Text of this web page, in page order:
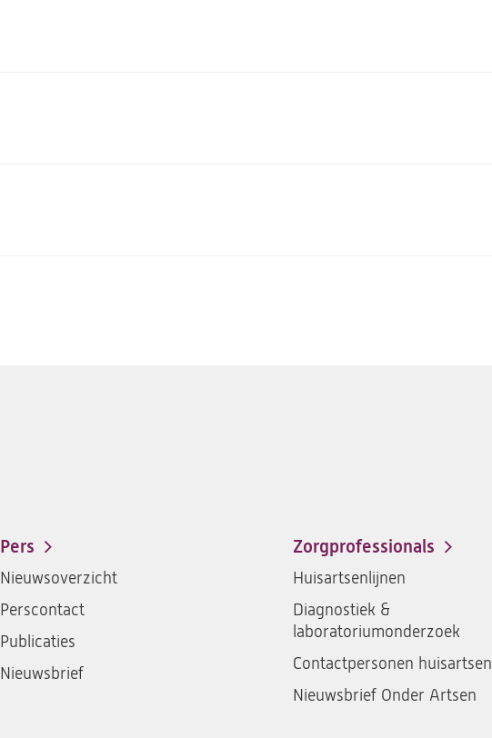
Pers
Nieuwsoverzicht
Perscontact
Publicaties
Nieuwsbrief
Zorgprofessionals
Huisartsenlijnen
Diagnostiek &
laboratoriumonderzoek
Contactpersonen huisartsen
Nieuwsbrief Onder Artsen